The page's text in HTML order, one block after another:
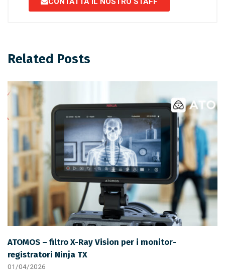
Related Posts
ATOMOS – filtro X-Ray Vision per i monitor-
registratori Ninja TX
01/04/2026